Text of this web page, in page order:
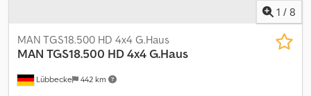
1 / 8
Lübbecke 442 km
MAN TGS18.500 HD 4x4 G.Haus
MAN TGS18.500 HD 4x4 G.Haus